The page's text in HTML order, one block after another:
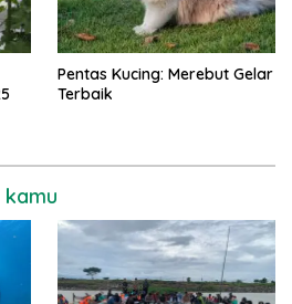
Pentas Kucing: Merebut Gelar
Terbaik